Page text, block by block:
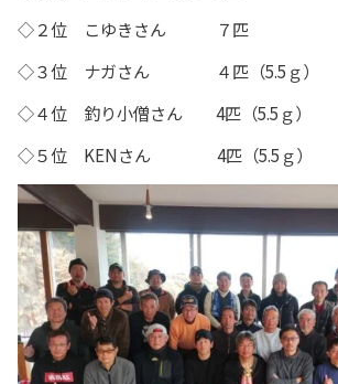
◇２位 こゆきさん ７匹
◇３位 ナガさん ４匹（5.5ｇ）
◇４位 釣り小僧さん 4匹（5.5ｇ）
◇５位 KENさん 4匹（5.5ｇ）